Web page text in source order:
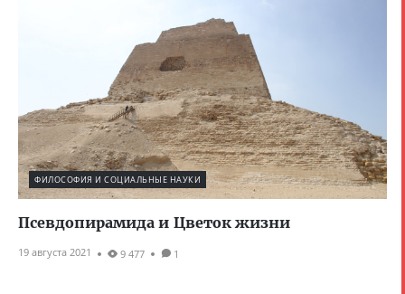
ФИЛОСОФИЯ И СОЦИАЛЬНЫЕ НАУКИ
Псевдопирамида и Цветок жизни
19 августа 2021 9 477 1